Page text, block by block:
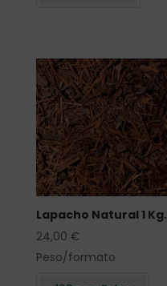
Lapacho Natural 1 Kg.
24,00 €
Peso/formato